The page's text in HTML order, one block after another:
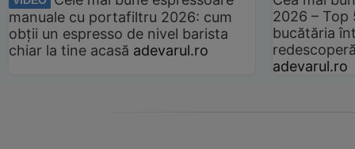
manuale cu portafiltru 2026: cum
obții un espresso de nivel barista
chiar la tine acasă adevarul.ro
2026 –
bucătăria
adevarul.ro